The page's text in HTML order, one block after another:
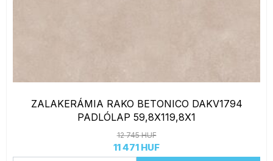
ZALAKERÁMIA RAKO BETONICO DAKV1794
PADLÓLAP 59,8X119,8X1
12 745 HUF
11 471 HUF